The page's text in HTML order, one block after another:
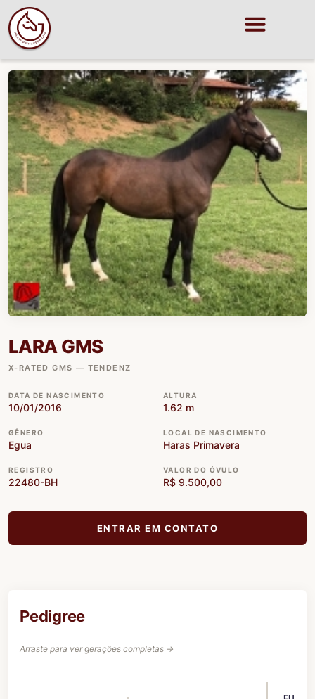
LARA GMS
X-RATED GMS — TENDENZ
DATA DE NASCIMENTO
10/01/2016
ALTURA
1.62 m
GÊNERO
Egua
LOCAL DE NASCIMENTO
Haras Primavera
REGISTRO
22480-BH
VALOR DO ÓVULO
R$ 9.500,00
ENTRAR EM CONTATO
Pedigree
Arraste para ver gerações completas →